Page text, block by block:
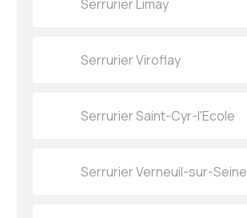
Serrurier Limay
Serrurier Viroflay
Serrurier Saint-Cyr-l'Ecole
Serrurier Verneuil-sur-Seine